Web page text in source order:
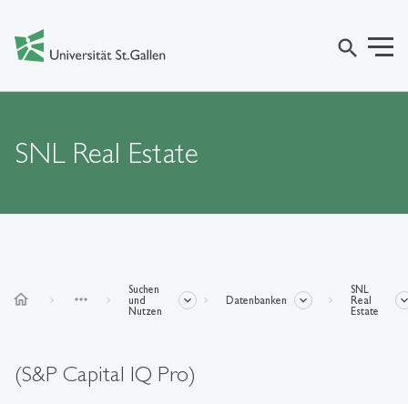
search
SNL Real Estate
home more_horiz
Suchen
und
Nutzen
Datenbanken
SNL
Real
Estate
(S&P Capital IQ Pro)